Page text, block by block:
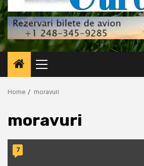
Primary
Menu
Home moravuri
moravuri
7